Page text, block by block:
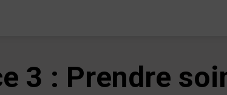
3 : Prendre